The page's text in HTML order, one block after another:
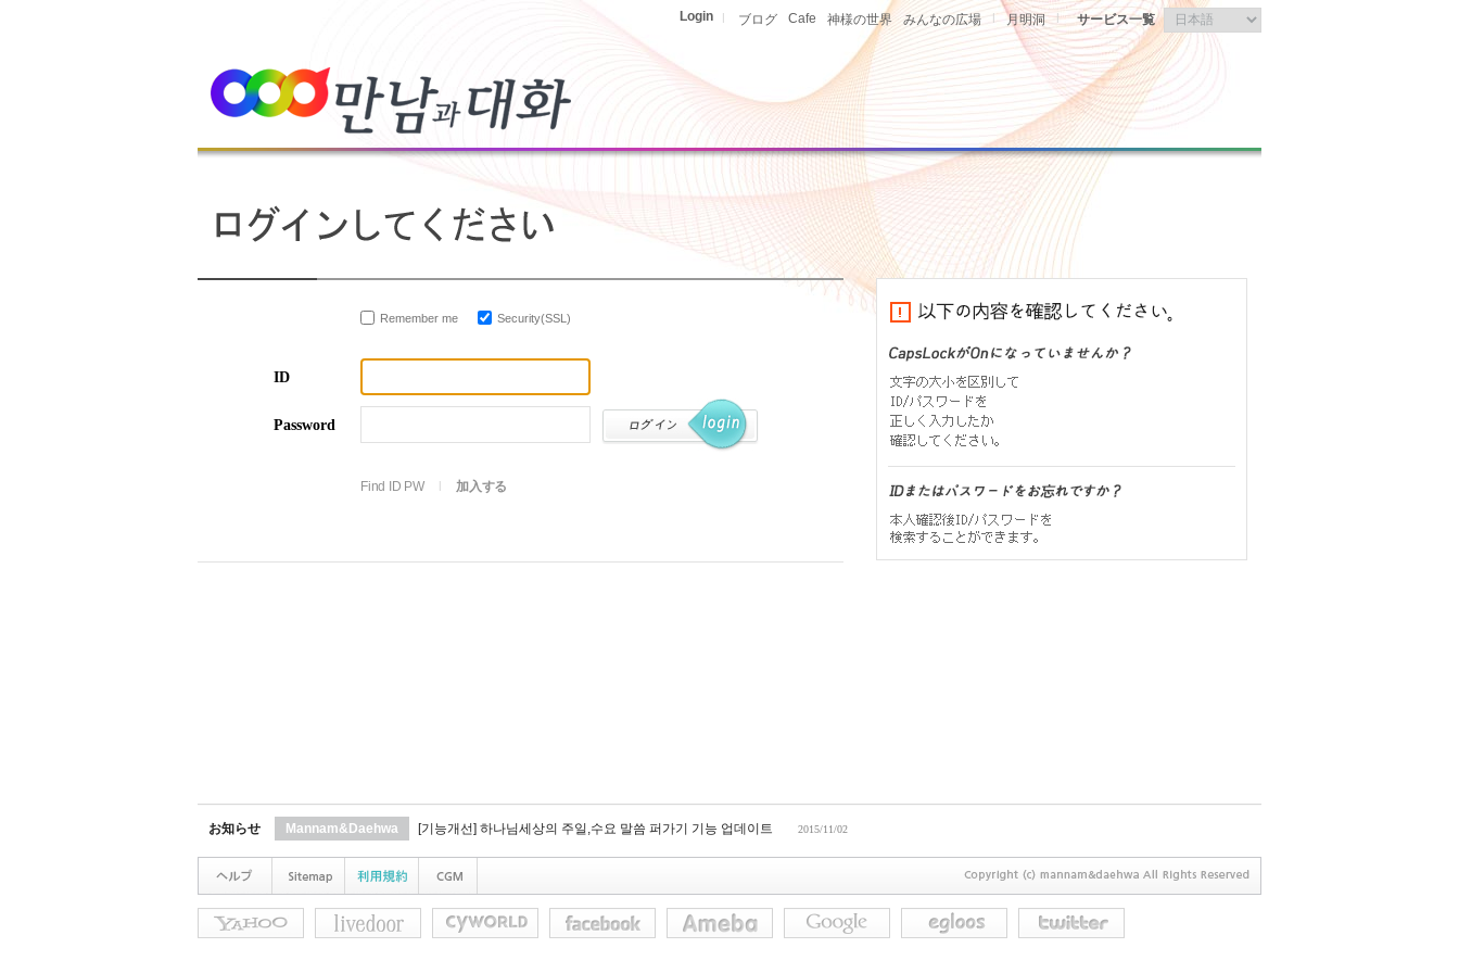
サービス一覧
ブログ Cafe 神様の世界 みんなの広場 | 月明洞 |
Login |
Remember me Security(SSL)
ID
Password
Find ID PW 加入する
お知らせ Mannam&Daehwa [기능개선] 하나님세상의 주일,수요 말씀 퍼가기 기능 업데이트 2015/11/02